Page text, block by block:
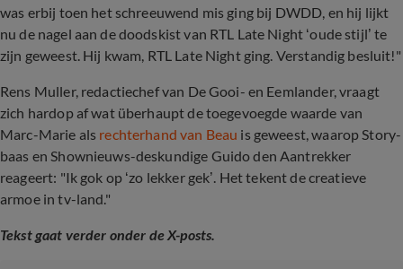
was erbij toen het schreeuwend mis ging bij DWDD, en hij lijkt
nu de nagel aan de doodskist van RTL Late Night ‘oude stijl’ te
zijn geweest. Hij kwam, RTL Late Night ging. Verstandig besluit!"
Rens Muller, redactiechef van De Gooi- en Eemlander, vraagt
zich hardop af wat überhaupt de toegevoegde waarde van
Marc-Marie als rechterhand van Beau is geweest, waarop Story-
baas en Shownieuws-deskundige Guido den Aantrekker
reageert: "Ik gok op ‘zo lekker gek’. Het tekent de creatieve
armoe in tv-land."
Tekst gaat verder onder de X-posts.